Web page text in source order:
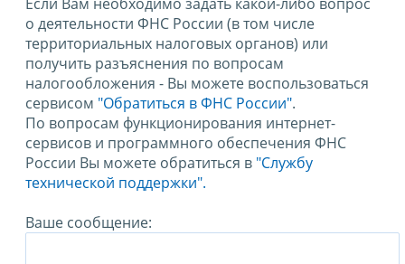
о деятельности ФНС России (в том числе
территориальных налоговых органов) или
получить разъяснения по вопросам
налогообложения - Вы можете воспользоваться
сервисом "Обратиться в ФНС России".
По вопросам функционирования интернет-
сервисов и программного обеспечения ФНС
России Вы можете обратиться в "Службу
технической поддержки".
Ваше сообщение: